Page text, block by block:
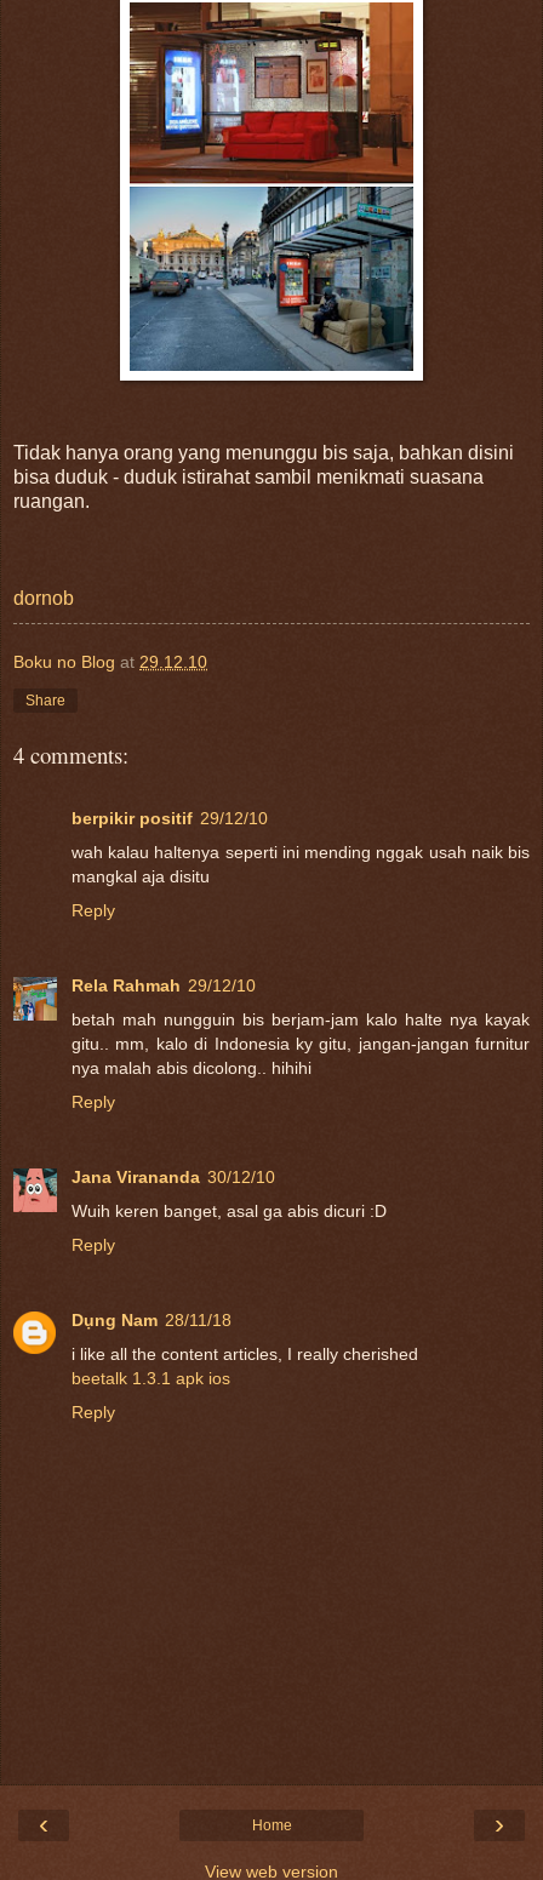
Tidak hanya orang yang menunggu bis saja, bahkan disini
bisa duduk - duduk istirahat sambil menikmati suasana
ruangan.
dornob
Boku no Blog at 29.12.10
Share
4 comments:
berpikir positif 29/12/10
wah kalau haltenya seperti ini mending nggak usah naik bis
mangkal aja disitu
Reply
Rela Rahmah 29/12/10
betah mah nungguin bis berjam-jam kalo halte nya kayak
gitu.. mm, kalo di Indonesia ky gitu, jangan-jangan furnitur
nya malah abis dicolong.. hihihi
Reply
Jana Virananda 30/12/10
Wuih keren banget, asal ga abis dicuri :D
Reply
Dụng Nam 28/11/18
i like all the content articles, I really cherished
beetalk 1.3.1 apk ios
Reply
‹ ›
Home
View web version